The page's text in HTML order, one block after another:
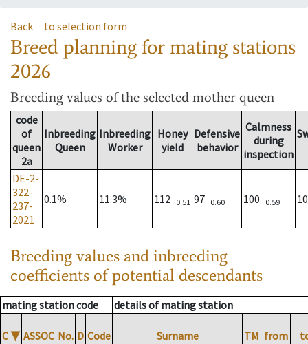
Back to selection form
Breed planning for mating stations
2026
Breeding values of the selected mother queen
code
of
queen
2a
Inbreeding
Queen
Inbreeding
Worker
Honey
yield
Defensive
behavior
Calmness
during
inspection
DE-2-
322-
237-
2021
0.1% 11.3% 112 0.51 97 0.60 100 0.59
Breeding values and inbreeding
coefficients of potential descendants
mating station code details of mating station
C ▼ ASSOC No. D Code Surname TM from